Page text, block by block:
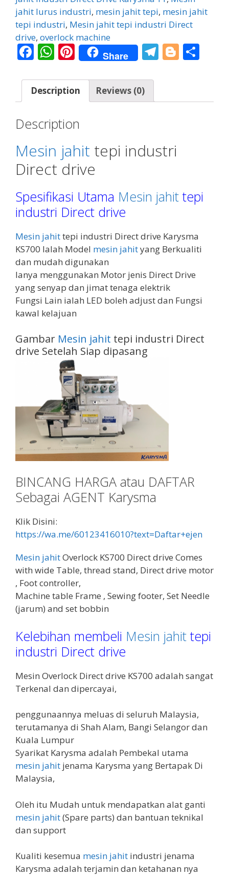
quantity
jahit lurus industri, mesin jahit tepi, mesin jahit
tepi industri, Mesin jahit tepi industri Direct
drive, overlock machine
F
e
b
o
o
k
W
at
s
A
p
p
Pi
nt
er
e
st
Share T
gr
Bl
g e
Description Reviews (0)
Description
Mesin jahit tepi industri
Direct drive
Spesifikasi Utama Mesin jahittepi
industri Direct drive
Mesin jahittepi industri Direct drive Karysma
KS700 Ialah Model mesin jahityang Berkualiti
dan mudah digunakan
Ianya menggunakan Motor jenis Direct Drive
yang senyap dan jimat tenaga elektrik
Fungsi Lain ialah LED boleh adjust dan Fungsi
kawal kelajuan
Gambar Mesin jahit tepi industri Direct
drive Setelah Siap dipasang
BINCANG HARGA atau DAFTAR
Sebagai AGENT Karysma
Klik Disini:
https://wa.me/60123416010?text=Daftar+ejen
Mesin jahitOverlock KS700 Direct drive Comes
with wide Table, thread stand, Direct drive motor
, Foot controller,
Machine table Frame , Sewing footer, Set Needle
(jarum) and set bobbin
Kelebihan membeli Mesin jahittepi
industri Direct drive
Mesin Overlock Direct drive KS700 adalah sangat
Terkenal dan dipercayai,
penggunaannya meluas di seluruh Malaysia,
terutamanya di Shah Alam, Bangi Selangor dan
Kuala Lumpur
Syarikat Karysma adalah Pembekal utama
mesin jahit jenama Karysma yang Bertapak Di
Malaysia,
Oleh itu Mudah untuk mendapatkan alat ganti
mesin jahit(Spare parts) dan bantuan teknikal
dan support
Kualiti kesemua mesin jahit industri jenama
Karysma adalah terjamin dan ketahanan nya